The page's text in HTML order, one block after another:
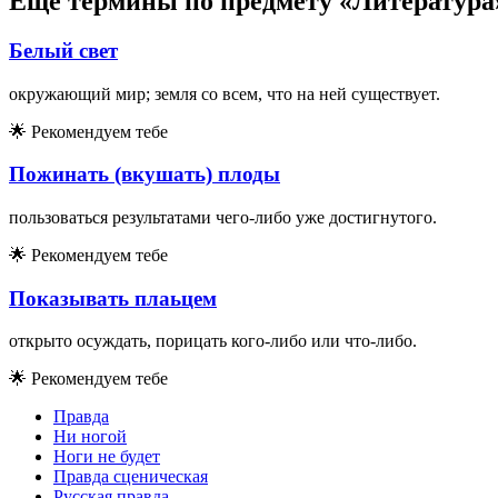
Белый свет
окружающий мир; земля со всем, что на ней существует.
🌟 Рекомендуем тебе
Пожинать (вкушать) плоды
пользоваться результатами чего-либо уже достигнутого.
🌟 Рекомендуем тебе
Показывать плаьцем
открыто осуждать, порицать кого-либо или что-либо.
🌟 Рекомендуем тебе
Правда
Ни ногой
Ноги не будет
Правда сценическая